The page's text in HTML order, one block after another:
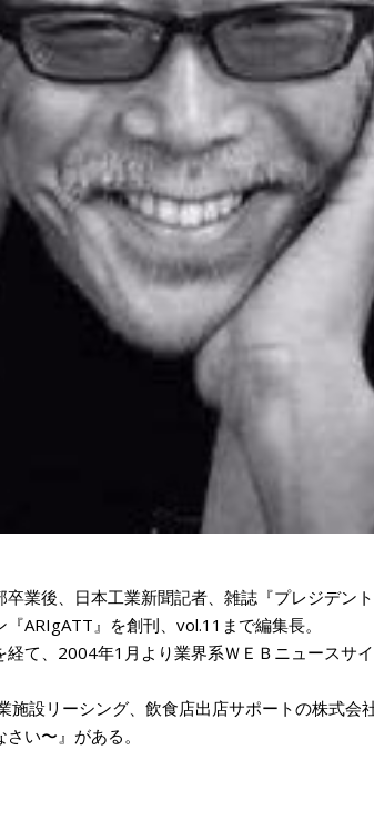
業後、日本工業新聞記者、雑誌『プレジデン
ARIgATT』を創刊、vol.11まで編集長。
て、2004年1月より業界系ＷＥＢニュースサ
施設リーシング、飲食店出店サポートの株式会
い〜』がある。